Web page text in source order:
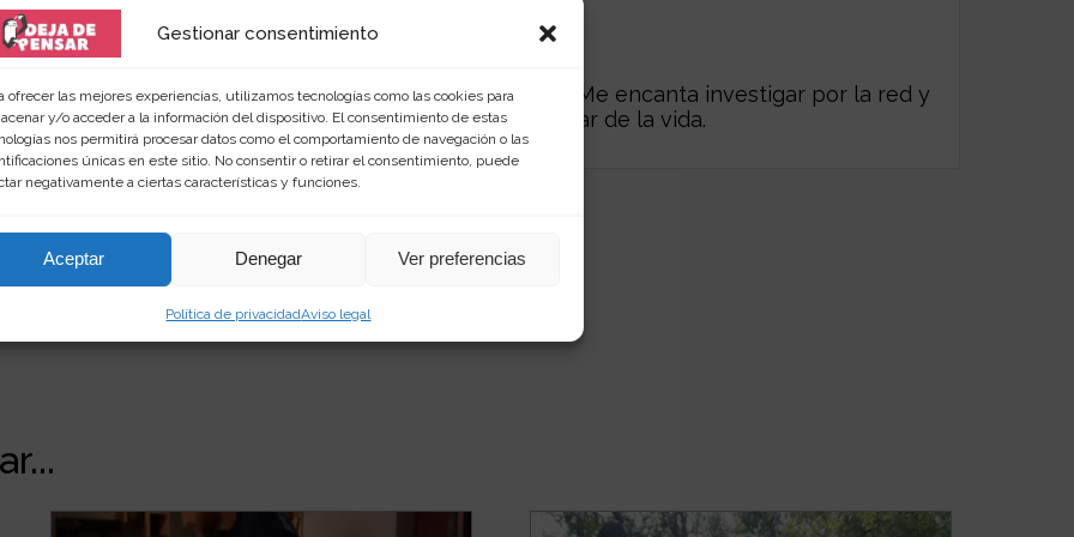
Gestionar consentimiento
ofrecer las mejores experiencias, utilizamos tecnologías como las cookies para
y/o acceder a la información del dispositivo. El consentimiento de estas
nos permitirá procesar datos como el comportamiento de navegación o las
únicas en este sitio. No consentir o retirar el consentimiento, puede
negativamente a ciertas características y funciones.
Aceptar Denegar Ver preferencias
Política de privacidadAviso legal
amante de las palabras y de los productos singulares. Me encanta investigar por la red y
endejadepensar.com. Me gusta el mar y disfrutar de la vida.